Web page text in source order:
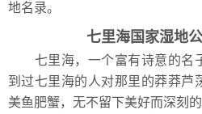
地名录。
七里海国家湿地
七里海，一个富有诗意的名子
到过七里海的人对那里的莽莽芦
美鱼肥蟹，无不留下美好而深刻的